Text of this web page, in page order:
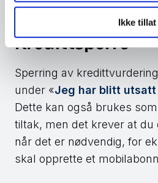
Ikke tillat
Kredittsperre
Sperring av
under «Jeg har blitt
Dette kan også brukes
tiltak, men det krever at du
når det er nødvendig, for
skal opprette et